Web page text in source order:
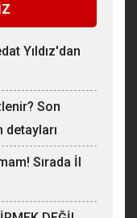
Yıldız'dan
Son
Sırada İl